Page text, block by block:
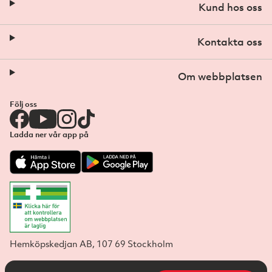
Kund hos oss
Kontakta oss
Om webbplatsen
Följ oss
Ladda ner vår app på
Hemköpskedjan AB, 107 69 Stockholm